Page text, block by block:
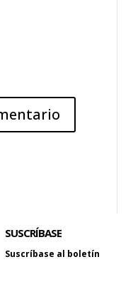
SUSCRÍBASE
Suscríbase al boletín